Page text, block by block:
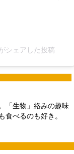
シェアした投稿
「生物」絡みの趣味
食べるのも好き。